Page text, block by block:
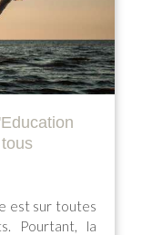
est sur toutes
Pourtant, la